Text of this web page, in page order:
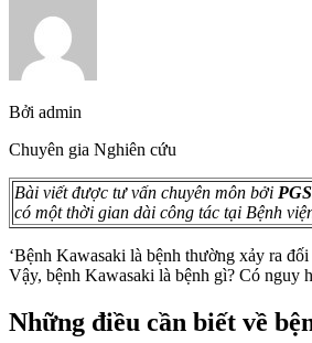
Bởi admin
Chuyên gia Nghiên cứu
Bài viết được tư vấn chuyên môn bởi
có một thời gian dài công tác tại Bệnh
‘Bệnh Kawasaki là bệnh thường xảy ra
Vậy, bệnh Kawasaki là bệnh gì? Có nguy
Những điều cần biết về